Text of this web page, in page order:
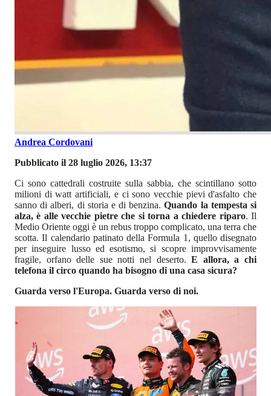
Andrea Cordovani
Pubblicato il 28 luglio 2026, 13:37
Ci sono cattedrali costruite sulla sabbia, che scintillano sotto
milioni di watt artificiali, e ci sono vecchie pievi d'asfalto che
sanno di alberi, di storia e di benzina.Quando la tempesta si
alza, è alle vecchie pietre che si torna a chiedere riparo. Il
Medio Oriente oggi è un rebus troppo complicato, una terra che
scotta. Il calendario patinato della Formula 1, quello disegnato
per inseguire lusso ed esotismo, si scopre improvvisamente
fragile, orfano delle sue notti nel deserto.E allora, a chi
telefona il circo quando ha bisogno di una casa sicura?
Guarda verso l'Europa. Guarda verso di noi.